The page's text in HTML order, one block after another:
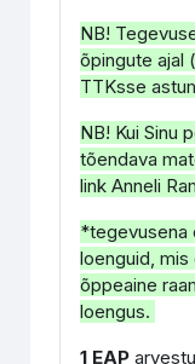
NB!
õpingute ajal
TTKsse
NB! Kui Sinu
tõendava
link Anneli
*tegevusena
loenguid,
õppeaine
loengus.
1 EAP